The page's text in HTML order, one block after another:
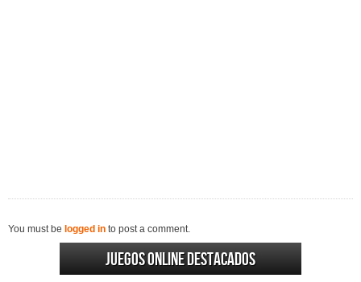
You must be logged in to post a comment.
Juegos online destacados